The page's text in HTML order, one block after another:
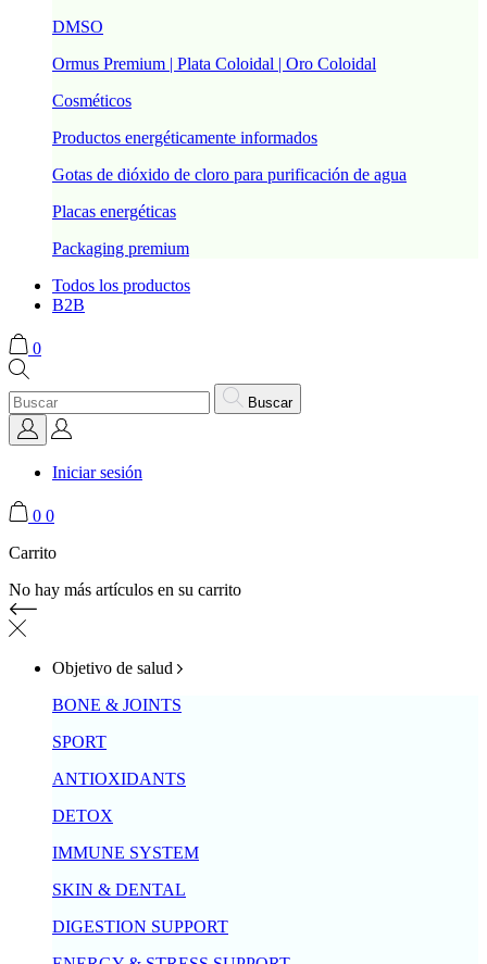
DMSO
Ormus Premium | Plata Coloidal | Oro Coloidal
Cosméticos
Productos energéticamente informados
Gotas de dióxido de cloro para purificación de agua
Placas energéticas
Packaging premium
Todos los productos
B2B
0
Buscar
Iniciar sesión
0 0
Carrito
No hay más artículos en su carrito
Objetivo de salud
BONE & JOINTS
SPORT
ANTIOXIDANTS
DETOX
IMMUNE SYSTEM
SKIN & DENTAL
DIGESTION SUPPORT